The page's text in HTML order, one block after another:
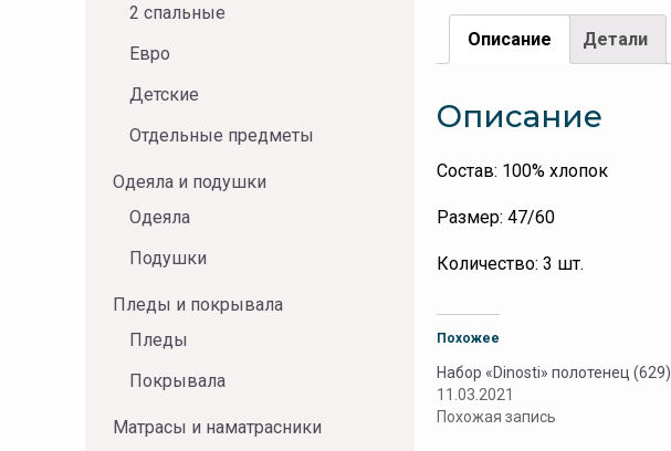
Описание Детали
Описание
Состав: 100% хлопок
Размер: 47/60
Количество: 3 шт.
Похожее
Набор «Dinosti» полотенец (629)
11.03.2021
Похожая запись
2 спальные
Евро
Детские
Отдельные предметы
Одеяла и подушки
Одеяла
Подушки
Пледы и покрывала
Пледы
Покрывала
Матрасы и наматрасники